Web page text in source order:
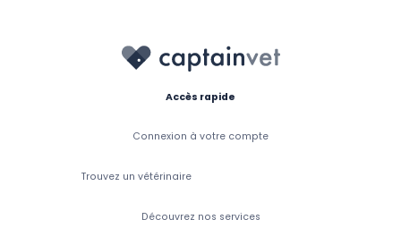
Accès rapide
Connexion à votre compte
Trouvez un vétérinaire
Découvrez nos services